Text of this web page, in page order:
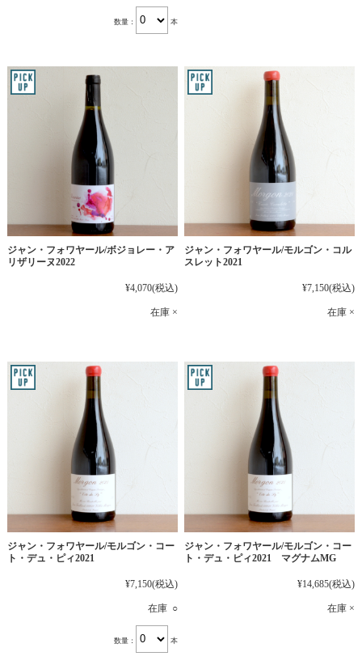
数量： 本
ジャン・フォワヤール/ボジョレー・ア
リザリーヌ2022
¥4,070(税込)
在庫 ×
ジャン・フォワヤール/モルゴン・コル
スレット2021
¥7,150(税込)
在庫 ×
ジャン・フォワヤール/モルゴン・コー
ト・デュ・ピィ2021
¥7,150(税込)
在庫 ○
数量： 本
ジャン・フォワヤール/モルゴン・コー
ト・デュ・ピィ2021 マグナムMG
¥14,685(税込)
在庫 ×